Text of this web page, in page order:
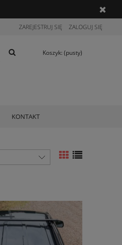
ZAREJESTRUJ SIĘ ZALOGUJ SIĘ
Koszyk: (pusty)
KONTAKT